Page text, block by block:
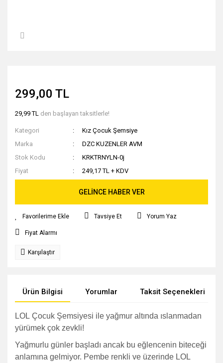
299,00 TL
29,99 TL den başlayan taksitlerle!
Kategori
Kız Çocuk Şemsiye
Marka
DZC KUZENLER AVM
Stok Kodu
KRKTRNYLN-0j
Fiyat
249,17 TL + KDV
GELİNCE HABER VER
Tavsiye Et Yorum Yaz
Fiyat Alarmı
Karşılaştır
Ürün Bilgisi Yorumlar Taksit Seçenekleri
LOL Çocuk Şemsiyesi ile yağmur altında ıslanmadan
yürümek çok zevkli!
Yağmurlu günler başladı ancak bu eğlencenin biteceği
anlamına gelmiyor. Pembe renkli ve üzerinde LOL